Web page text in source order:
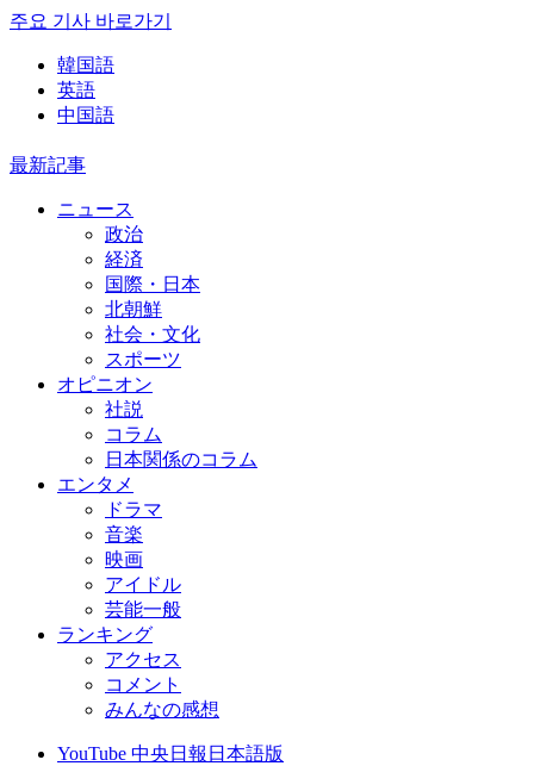
주요 기사 바로가기
韓国語
英語
中国語
最新記事
ニュース
政治
経済
国際・日本
北朝鮮
社会・文化
スポーツ
オピニオン
社説
コラム
日本関係のコラム
エンタメ
ドラマ
音楽
映画
アイドル
芸能一般
ランキング
アクセス
コメント
みんなの感想
YouTube 中央日報日本語版